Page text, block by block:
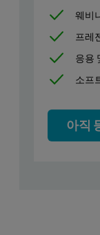
웨비
프레
응용
소프
아직